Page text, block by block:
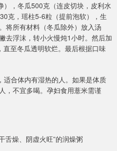
，冬瓜500克（连皮切块，皮利水
克，瑶柱5-6粒（提前泡软），生
将所有材料（冬瓜除外）放入汤
去浮沫，转小火慢炖1小时。然后加
至冬瓜透明软烂。最后根据口味
适合体内有湿热的人。如果是体质
，不宜多喝。孕妇食用薏米需谨
燥、阴虚火旺”的润燥粥